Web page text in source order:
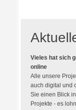
Vieles hat sich
online
Alle unsere
auch digital und
Sie einen Blick
Projekte - es